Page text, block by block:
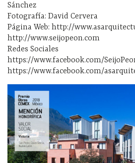
Sánchez
Fotografía: David Cervera
Página Web: http://
http://www.seijopeon.com
Redes Sociales
https://www.facebook.com/
https://www.facebook.com/